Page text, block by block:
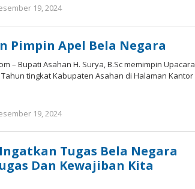
19, 2024
Pimpin Apel Bela Negara
– Bupati Asahan H. Surya, B.Sc memimpin Upacara
tingkat Kabupaten Asahan di Halaman Kantor
19, 2024
Tugas Bela Negara
Dan Kewajiban Kita